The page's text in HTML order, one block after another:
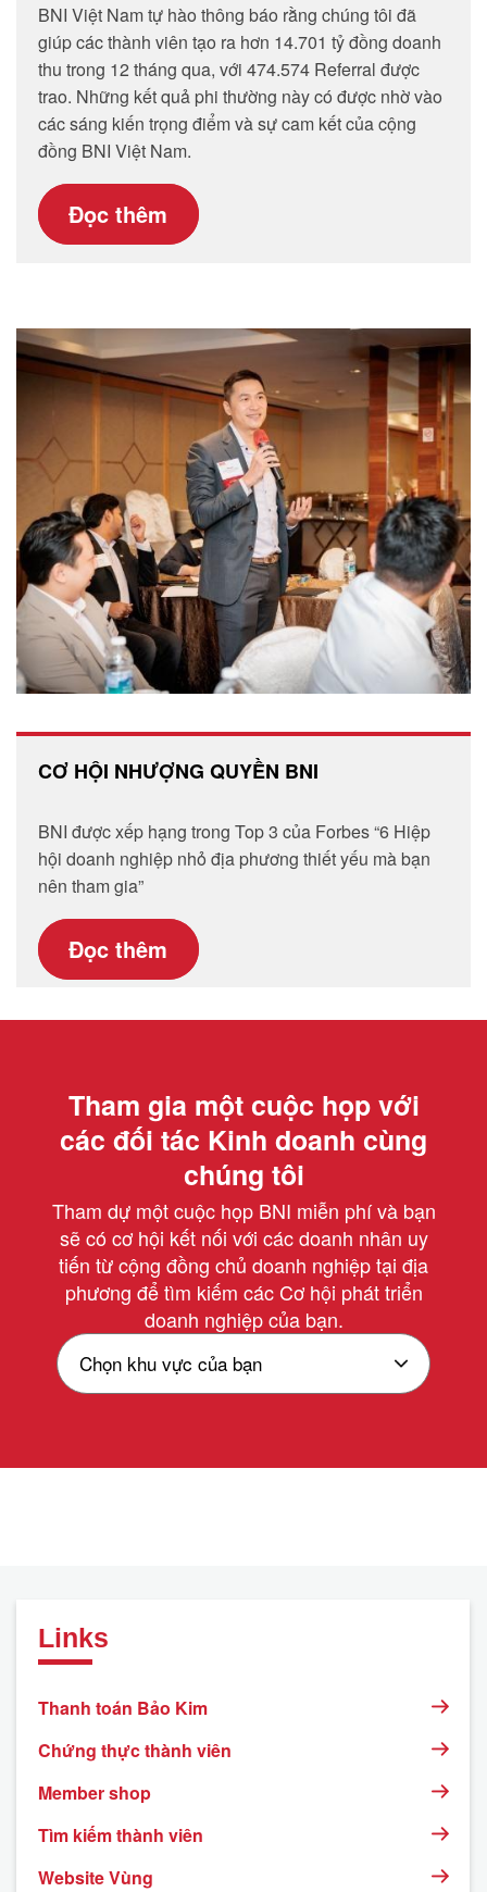
BNI Việt Nam tự hào thông báo rằng chúng tôi đã
giúp các thành viên tạo ra hơn 14.701 tỷ đồng doanh
thu trong 12 tháng qua, với 474.574 Referral được
trao. Những kết quả phi thường này có được nhờ vào
các sáng kiến trọng điểm và sự cam kết của cộng
đồng BNI Việt Nam.
Đọc thêm
CƠ HỘI NHƯỢNG QUYỀN BNI
BNI được xếp hạng trong Top 3 của Forbes “6 Hiệp
hội doanh nghiệp nhỏ địa phương thiết yếu mà bạn
nên tham gia”
Đọc thêm
Tham gia một cuộc họp với
các đối tác Kinh doanh cùng
chúng tôi
Tham dự một cuộc họp BNI miễn phí và bạn
sẽ có cơ hội kết nối với các doanh nhân uy
tiến từ cộng đồng chủ doanh nghiệp tại địa
phương để tìm kiếm các Cơ hội phát triển
doanh nghiệp của bạn.
Links
Thanh toán Bảo Kim
Chứng thực thành viên
Member shop
Tìm kiếm thành viên
Website Vùng